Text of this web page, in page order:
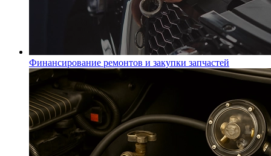
Финансирование ремонтов и закупки запчастей